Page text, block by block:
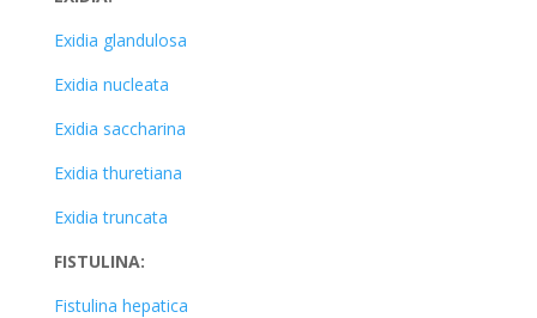
Exidia glandulosa
Exidia nucleata
Exidia saccharina
Exidia thuretiana
Exidia truncata
FISTULINA:
Fistulina hepatica